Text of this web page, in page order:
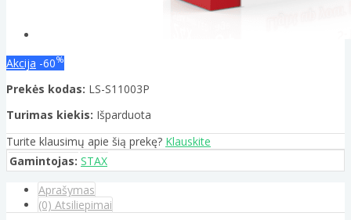
Akcija -60%
Prekės kodas: LS-S11003P
Turimas kiekis: Išparduota
Turite klausimų apie šią prekę? Klauskite
Gamintojas: STAX
Aprašymas
(0) Atsiliepimai